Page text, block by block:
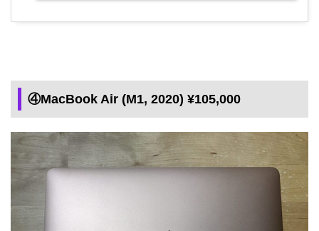
④MacBook Air (M1, 2020) ¥105,000